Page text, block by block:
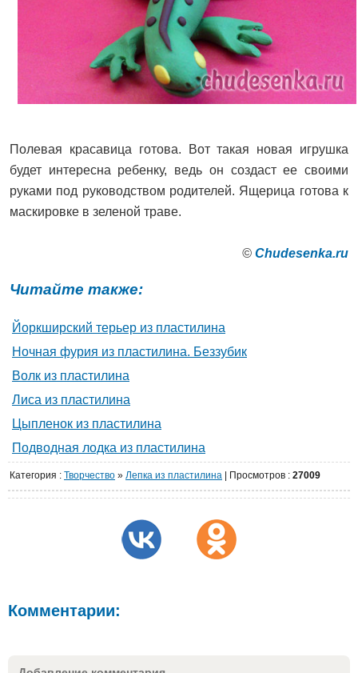
Полевая красавица готова. Вот такая новая игрушка
будет интересна ребенку, ведь он создаст ее своими
руками под руководством родителей. Ящерица готова к
маскировке в зеленой траве.
© Сhudesenka.ru
Читайте также:
Йоркширский терьер из пластилина
Ночная фурия из пластилина. Беззубик
Волк из пластилина
Лиса из пластилина
Цыпленок из пластилина
Подводная лодка из пластилина
Категория : Творчество » Лепка из пластилина Просмотров : 27009
Комментарии: